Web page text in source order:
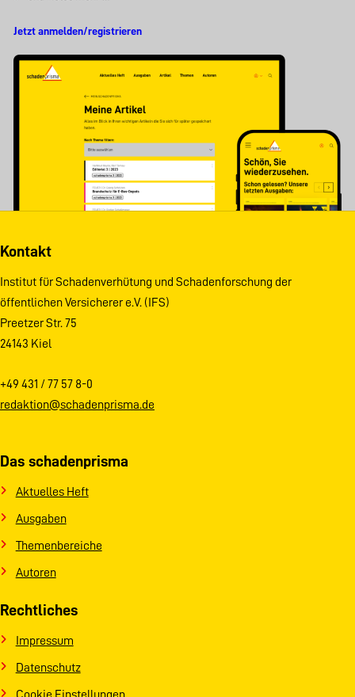
Jetzt anmelden/registrieren
Kontakt
Institut für Schadenverhütung und Schadenforschung der
öffentlichen Versicherer e.V. (IFS)
Preetzer Str. 75
24143 Kiel
+49 431 / 77 57 8-0
redaktion@schadenprisma.de
Das schadenprisma
Aktuelles Heft
Ausgaben
Themenbereiche
Autoren
Rechtliches
Impressum
Datenschutz